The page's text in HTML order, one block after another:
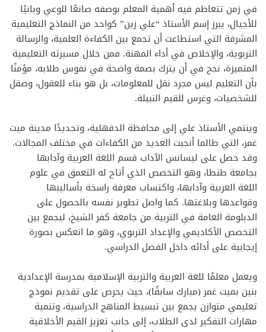
في زمن تتعاظم فيه أهمية المعلم بوصفه صانعًا للوعي وبانيًا
للأجيال، يبرز إسم الأستاذ “علي زين” كواحد من النماذج التعليمية
المشرفة التي استطاعت أن تجمع بين الكفاءة العلمية، والرسالة
التربوية، والإخلاص في أداء المهنة. فمن خلال مسيرته التعليمية
المتميزة، نجح في أن يترك بصمة واضحة في نفوس طلابه، مؤمنًا
بأن التعليم ليس مجرد نقل للمعلومات، بل هو بناء للعقول، وصقل
للشخصيات، وغرس للقيم النبيلة.
وينتمي الأستاذ علي إلى محافظة الدقهلية، وتحديدًا مدينة ميت
غمر، التي طالما أنجبت العديد من الكفاءات في مختلف المجالات.
وقد حصل على ليسانس الآداب قسم اللغة العربية وآدابها
بجامعة طنطا، وهو التخصص الذي أتاح له التعمق في علوم
اللغة العربية وآدابها، واكتساب معرفة راسخة بأساليبها
وقواعدها وبلاغتها. كما واصل تطوير نفسه بالحصول على
الدبلومة العامة في التربية من جامعة كفر الشيخ، ليجمع بين
التخصص الأكاديمي والإعداد التربوي، وهو ما انعكس بصورة
إيجابية على أدائه داخل الفصل الدراسي.
ويعمل معلمًا للغة العربية والتربية الإسلامية بمدرسة الإعدادية
بنين بميت غمر (مبارك سابقًا)، حيث يحرص على تقديم نموذج
تعليمي متوازن يجمع بين تبسيط المناهج الدراسية، وتنمية
مهارات التفكير لدى الطلاب، إلى جانب تعزيز القيم الأخلاقية